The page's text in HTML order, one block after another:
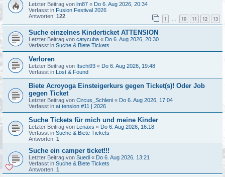
Letzter Beitrag von lm87 « Do 6. Aug 2026, 20:34
Verfasst in Fusion Festival 2026
Antworten: 122 1 10 11 12 13
Suche einzelnes Kinderticket ATTENSION
Letzter Beitrag von catycuba « Do 6. Aug 2026, 20:30
Verfasst in Suche & Biete Tickets
Verloren
Letzter Beitrag von Itschi93 « Do 6. Aug 2026, 19:48
Verfasst in Lost & Found
Biete Acroyoga Einsteigerkurs gegen Ticket(s)! Oder Job
gegen Ticket
Letzter Beitrag von Circus_Schleni « Do 6. Aug 2026, 17:04
Verfasst in at.tension #11 | 2026
Suche Tickets für mich und meine Kinder
Letzter Beitrag von Lenaxs « Do 6. Aug 2026, 16:18
Verfasst in Suche & Biete Tickets
Antworten: 1
Suche ein camper ticket!!!
Letzter Beitrag von Suedi « Do 6. Aug 2026, 13:21
Verfasst in Suche & Biete Tickets
Antworten: 1